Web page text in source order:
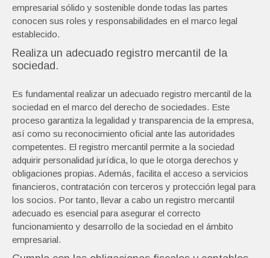
empresarial sólido y sostenible donde todas las partes
conocen sus roles y responsabilidades en el marco legal
establecido.
Realiza un adecuado registro mercantil de la
sociedad.
Es fundamental realizar un adecuado registro mercantil de la
sociedad en el marco del derecho de sociedades. Este
proceso garantiza la legalidad y transparencia de la empresa,
así como su reconocimiento oficial ante las autoridades
competentes. El registro mercantil permite a la sociedad
adquirir personalidad jurídica, lo que le otorga derechos y
obligaciones propias. Además, facilita el acceso a servicios
financieros, contratación con terceros y protección legal para
los socios. Por tanto, llevar a cabo un registro mercantil
adecuado es esencial para asegurar el correcto
funcionamiento y desarrollo de la sociedad en el ámbito
empresarial.